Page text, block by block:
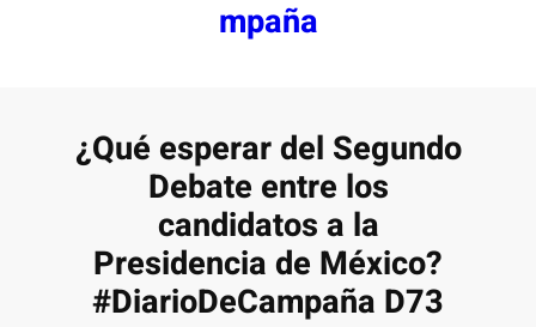
mpaña
¿Qué esperar del Segundo
Debate entre los
candidatos a la
Presidencia de México?
#DiarioDeCampaña D73